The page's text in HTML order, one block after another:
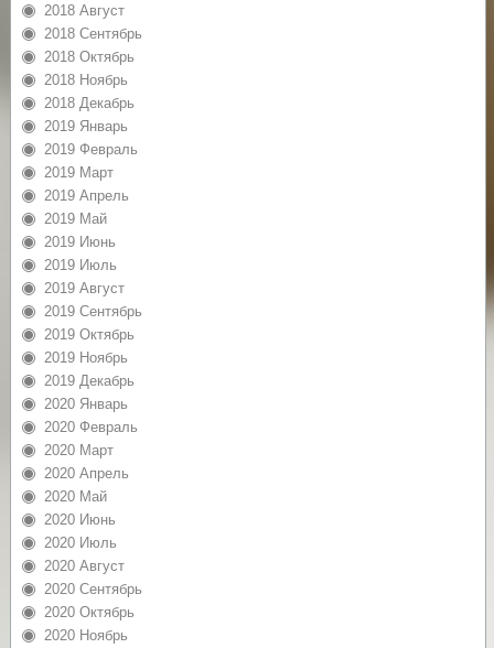
2018 Август
2018 Сентябрь
2018 Октябрь
2018 Ноябрь
2018 Декабрь
2019 Январь
2019 Февраль
2019 Март
2019 Апрель
2019 Май
2019 Июнь
2019 Июль
2019 Август
2019 Сентябрь
2019 Октябрь
2019 Ноябрь
2019 Декабрь
2020 Январь
2020 Февраль
2020 Март
2020 Апрель
2020 Май
2020 Июнь
2020 Июль
2020 Август
2020 Сентябрь
2020 Октябрь
2020 Ноябрь